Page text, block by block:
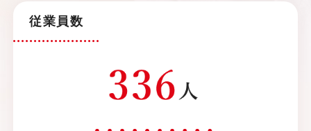
従業員数